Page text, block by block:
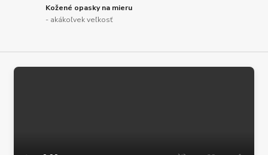
Kožené opasky na mieru
- akákoľvek veľkosť